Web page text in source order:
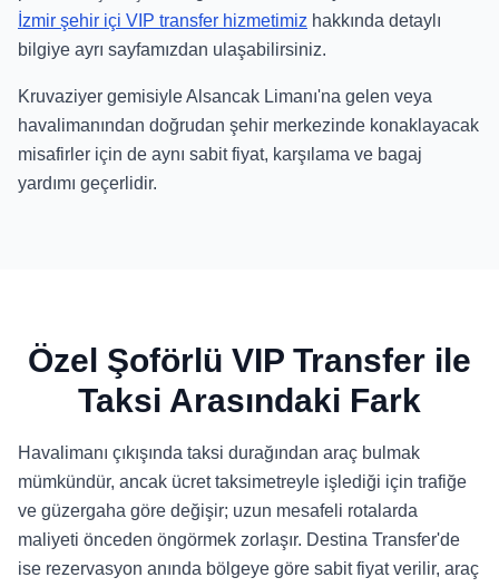
İzmir şehir içi VIP transfer hizmetimiz hakkında detaylı
bilgiye ayrı sayfamızdan ulaşabilirsiniz.
Kruvaziyer gemisiyle Alsancak Limanı'na gelen veya
havalimanından doğrudan şehir merkezinde konaklayacak
misafirler için de aynı sabit fiyat, karşılama ve bagaj
yardımı geçerlidir.
Özel Şoförlü VIP Transfer ile
Taksi Arasındaki Fark
Havalimanı çıkışında taksi durağından araç bulmak
mümkündür, ancak ücret taksimetreyle işlediği için trafiğe
ve güzergaha göre değişir; uzun mesafeli rotalarda
maliyeti önceden öngörmek zorlaşır. Destina Transfer'de
ise rezervasyon anında bölgeye göre sabit fiyat verilir, araç